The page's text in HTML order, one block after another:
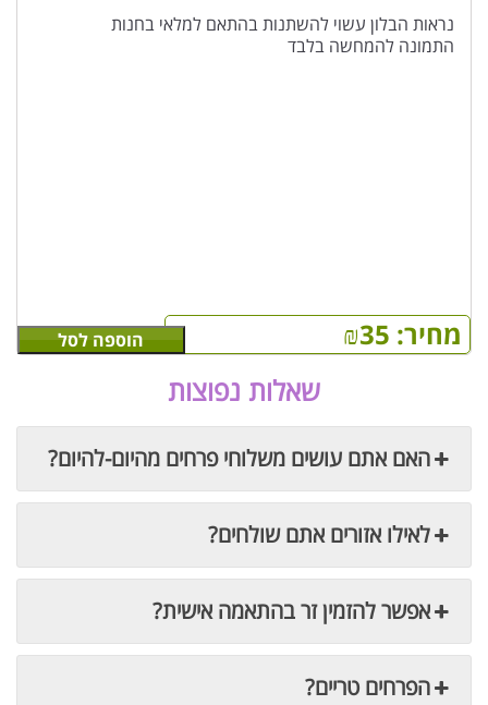
נראות הבלון עשוי להשתנות בהתאם למלאי בחנות
התמונה להמחשה בלבד
מחיר: ₪35 הוספה לסל
שאלות נפוצות
האם אתם עושים משלוחי פרחים מהיום-להיום?
לאילו אזורים אתם שולחים?
אפשר להזמין זר בהתאמה אישית?
הפרחים טריים?